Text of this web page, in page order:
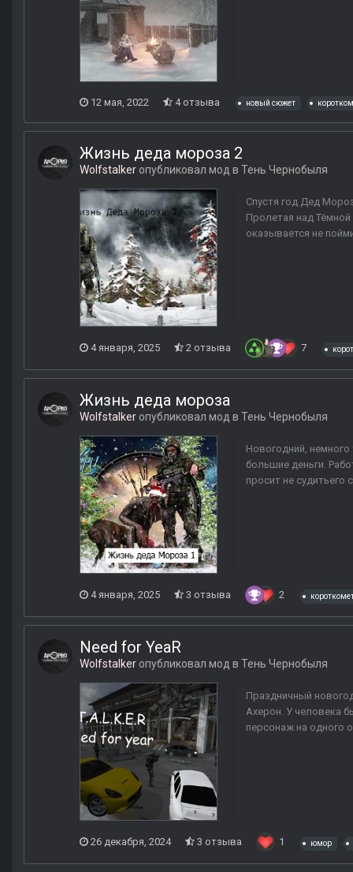
12 мая, 2022 4 отзыва новый сюжет
Жизнь деда мороза 2
Wolfstalker опубликовал мод в Тень Чернобыля
Спустя год Дед
Пролетая над
оказывается не
4 января, 2025 2 отзыва 7
Жизнь деда мороза
Wolfstalker опубликовал мод в Тень Чернобыля
Новогодний,
большие деньги.
просит не
4 января, 2025 3 отзыва 2
Need for YeaR
Wolfstalker опубликовал мод в Тень Чернобыля
Праздничный
Ахерон. У человека
персонаж на одного
26 декабря, 2024 3 отзыва 1 юмор